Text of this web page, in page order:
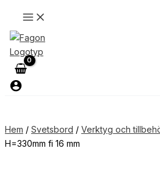
innehåll
Hem / Svetsbord / Verktyg och
H=330mm fi 16 mm
Vertikal
arm
H=330mm
mm